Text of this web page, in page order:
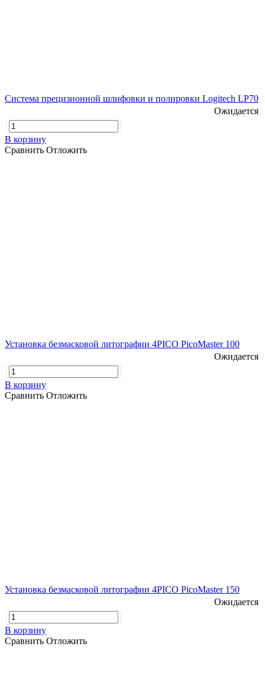
Система прецизионной шлифовки и полировки Logitech LP70
Ожидается
В корзину
Сравнить Отложить
Установка безмасковой литографии 4PICO PicoMaster 100
Ожидается
В корзину
Сравнить Отложить
Установка безмасковой литографии 4PICO PicoMaster 150
Ожидается
В корзину
Сравнить Отложить